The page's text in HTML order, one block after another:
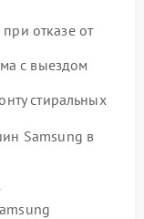
отказе от
с выездом
стиральных
Samsung в